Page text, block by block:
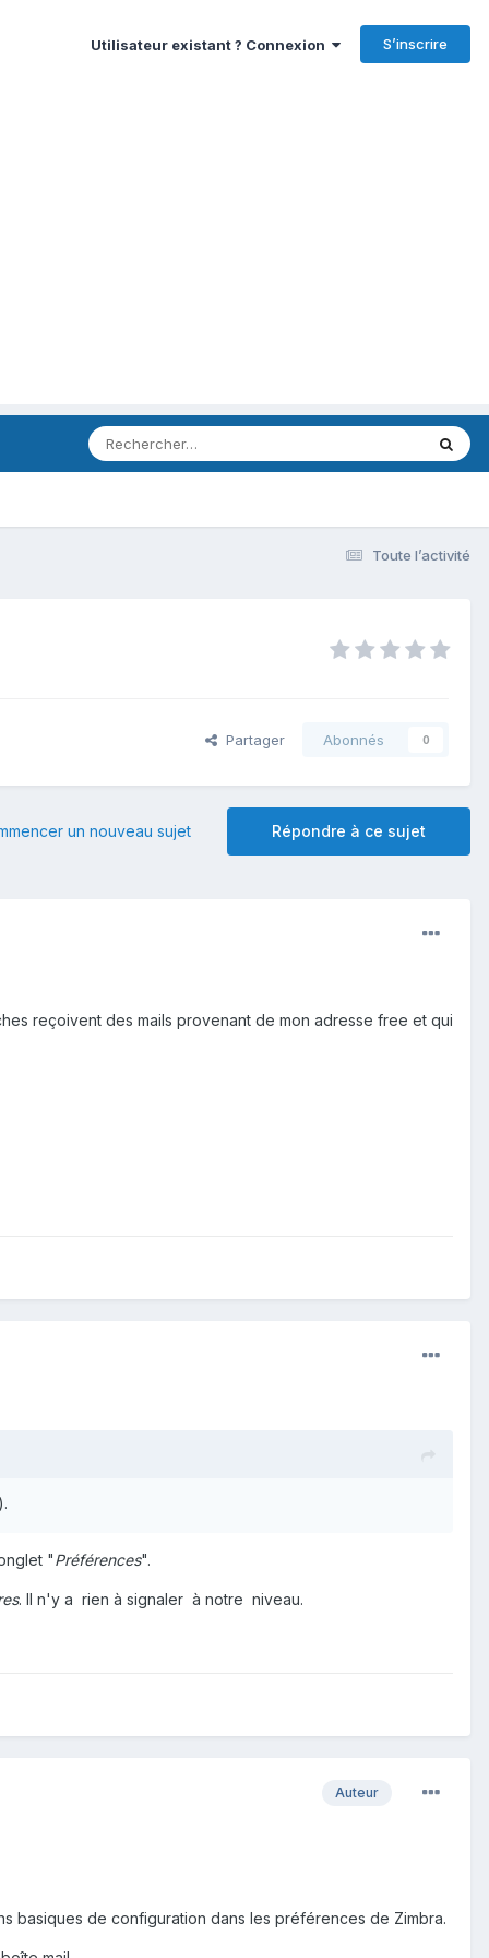
Utilisateur existant ? Connexion S’inscrire
Toute l’activité
Partager Abonnés 0
Répondre à ce sujet
un nouveau sujet
reçoivent des mails provenant de mon adresse free et qui
"Préférences".
. Il n'y a rien à signaler à notre niveau.
Auteur
basiques de configuration dans les préférences de Zimbra.